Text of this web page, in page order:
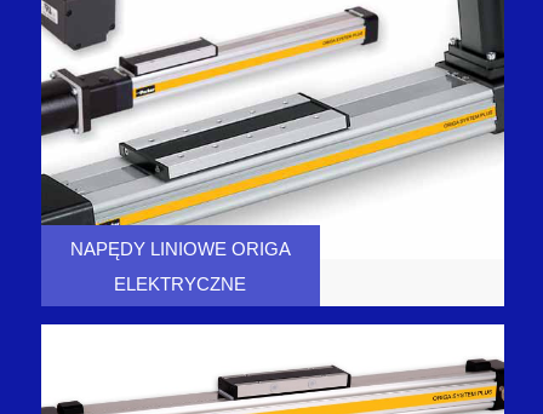
NAPĘDY LINIOWE ORIGA
ELEKTRYCZNE